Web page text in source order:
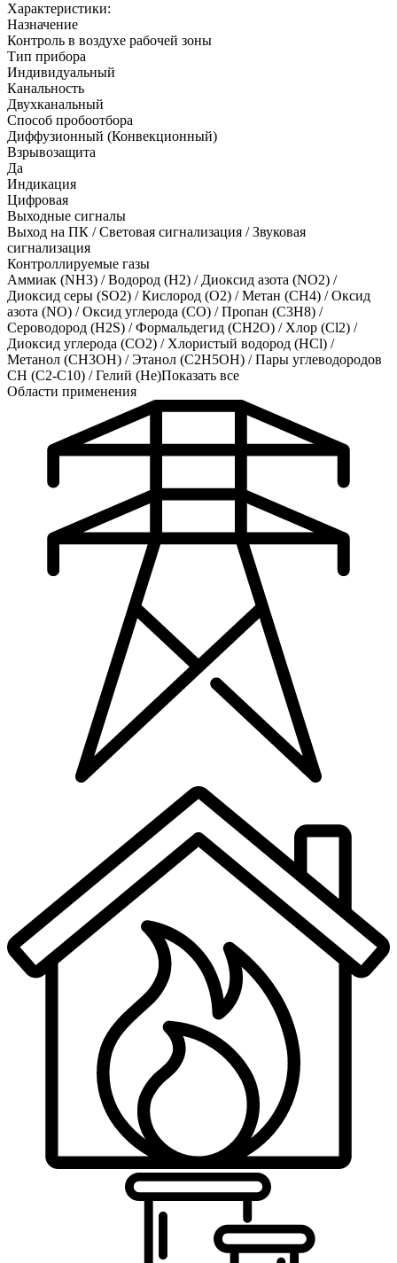
Характеристики:
Назначение
Контроль в воздухе рабочей зоны
Тип прибора
Индивидуальный
Канальность
Двухканальный
Способ пробоотбора
Диффузионный (Конвекционный)
Взрывозащита
Да
Индикация
Цифровая
Выходные сигналы
Выход на ПК / Световая сигнализация / Звуковая
сигнализация
Контроллируемые газы
Аммиак (NH3) /Водород (H2) / Диоксид азота (NO2) /
Диоксид серы (SO2) /Кислород (O2) /Метан (CH4) /Оксид
азота (NO) /Оксид углерода (CO) /Пропан (C3H8) /
Сероводород (H2S) /Формальдегид (CH2O) / Хлор (Cl2) /
Диоксид углерода (CO2) / Хлористый водород (HCl) /
Метанол (CH3OH) /Этанол (C2H5OH) /Пары углеводородов
CH (C2-C10) /Гелий (He)Показать все
Области применения